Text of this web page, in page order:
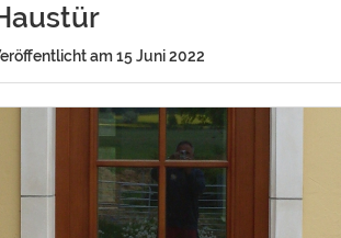
am 15 Juni 2022